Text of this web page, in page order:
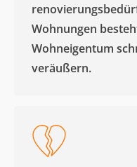
Wohnungen
Wohneigentum
veräußern. ​